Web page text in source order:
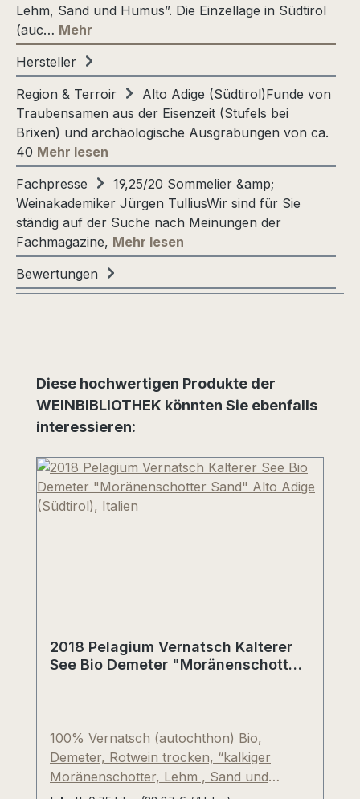
Lehm, Sand und Humus”. Die Einzellage in Südtirol
(auc… Mehr
Hersteller
Region & Terroir
Alto Adige (Südtirol)Funde von
Traubensamen aus der Eisenzeit (Stufels bei
Brixen) und archäologische Ausgrabungen von ca.
40 Mehr lesen
Fachpresse
19,25/20 Sommelier &amp;
Weinakademiker Jürgen TulliusWir sind für Sie
ständig auf der Suche nach Meinungen der
Fachmagazine, Mehr lesen
Bewertungen
Produktgalerie überspringen
Diese hochwertigen Produkte der
WEINBIBLIOTHEK könnten Sie ebenfalls
interessieren:
2018 Pelagium Vernatsch Kalterer
See Bio Demeter "Moränenschotter
100% Vernatsch (autochthon) Bio,
Demeter, Rotwein trocken, “kalkiger
Moränenschotter, Lehm , Sand und
Humus”. Die Einzellage (in Südtirol auch